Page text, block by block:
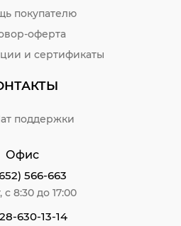
покупателю
оферта
и сертификаты
поддержки
Офис
566-663
8:30 до 17:00
630-13-14